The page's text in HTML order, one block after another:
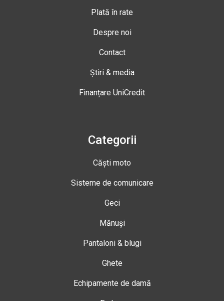
Plată în rate
Despre noi
Contact
Știri & media
Finanțare UniCredit
Categorii
Căști moto
Sisteme de comunicare
Geci
Mănuși
Pantaloni & blugi
Ghete
Echipamente de damă